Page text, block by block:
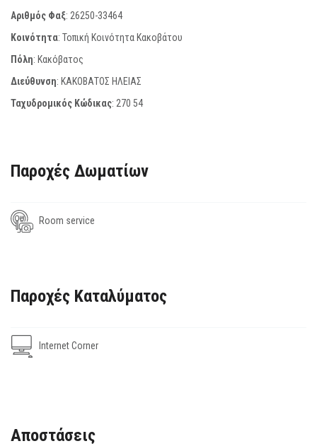
Αριθμός Φαξ: 26250-33464
Κοινότητα: Τοπική Κοινότητα Κακοβάτου
Πόλη: Κακόβατος
Διεύθυνση: ΚΑΚΟΒΑΤΟΣ ΗΛΕΙΑΣ
Ταχυδρομικός Κώδικας: 270 54
Παροχές Δωματίων
Room service
Παροχές Καταλύματος
Internet Corner
Αποστάσεις